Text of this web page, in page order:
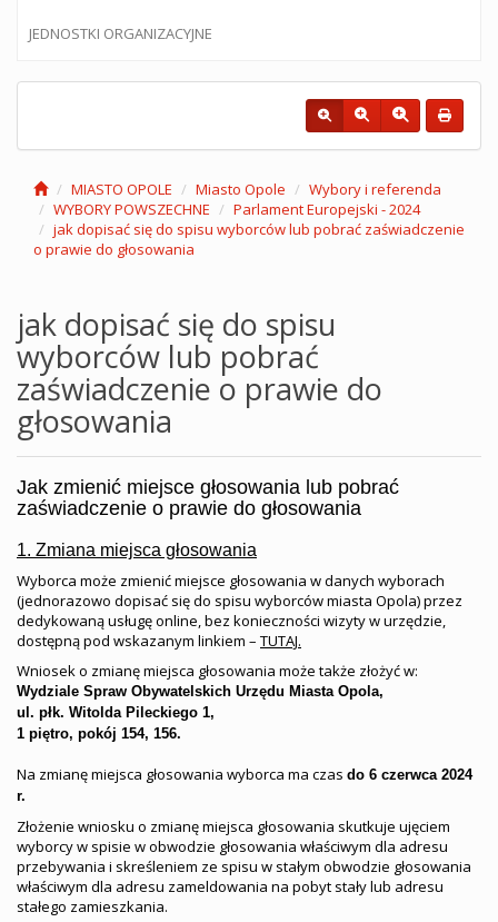
JEDNOSTKI ORGANIZACYJNE
MIASTO OPOLE Miasto Opole
Wybory i referenda
WYBORY POWSZECHNE
Parlament Europejski - 2024
jak dopisać się do spisu wyborców lub pobrać zaświadczenie
o prawie do głosowania
jak dopisać się do spisu
wyborców lub pobrać
zaświadczenie o prawie do
głosowania
Jak zmienić miejsce głosowania lub pobrać
zaświadczenie o prawie do głosowania
1. Zmiana miejsca głosowania
Wyborca może zmienić miejsce głosowania w danych wyborach
(jednorazowo dopisać się do spisu wyborców miasta Opola) przez
dedykowaną usługę online, bez konieczności wizyty w urzędzie,
dostępną pod wskazanym linkiem – TUTAJ.
Wniosek o zmianę miejsca głosowania może także złożyć w:
Wydziale Spraw Obywatelskich Urzędu Miasta Opola,
ul. płk. Witolda Pileckiego 1,
1 piętro, pokój 154, 156.
Na zmianę miejsca głosowania wyborca ma czas do 6 czerwca 2024
r.
Złożenie wniosku o zmianę miejsca głosowania skutkuje ujęciem
wyborcy w spisie w obwodzie głosowania właściwym dla adresu
przebywania i skreśleniem ze spisu w stałym obwodzie głosowania
właściwym dla adresu zameldowania na pobyt stały lub adresu
stałego zamieszkania.